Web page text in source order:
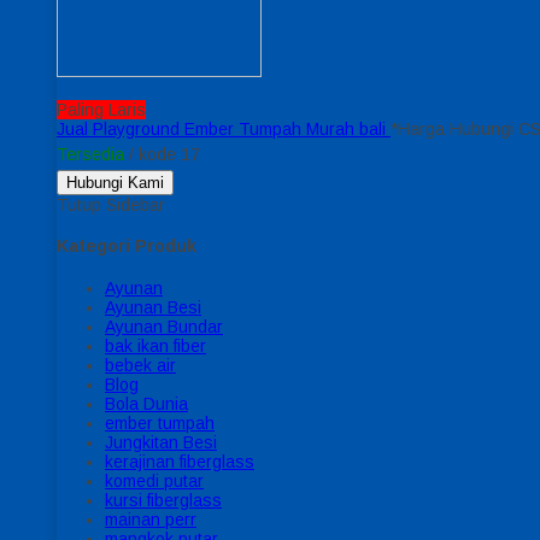
Paling Laris
Jual Playground Ember Tumpah Murah bali *Harga Hubungi CS
Tersedia / kode 17
Hubungi Kami
Tutup Sidebar
Kategori Produk
Ayunan
Ayunan Besi
Ayunan Bundar
bak ikan fiber
bebek air
Blog
Bola Dunia
ember tumpah
Jungkitan Besi
kerajinan fiberglass
komedi putar
kursi fiberglass
mainan perr